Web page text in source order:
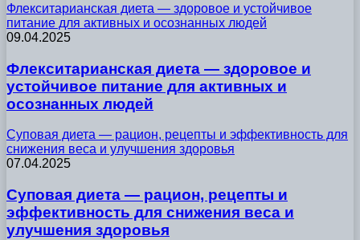
Флекситарианская диета — здоровое и устойчивое
питание для активных и осознанных людей
09.04.2025
Флекситарианская диета — здоровое и
устойчивое питание для активных и
осознанных людей
Суповая диета — рацион, рецепты и эффективность для
снижения веса и улучшения здоровья
07.04.2025
Суповая диета — рацион, рецепты и
эффективность для снижения веса и
улучшения здоровья